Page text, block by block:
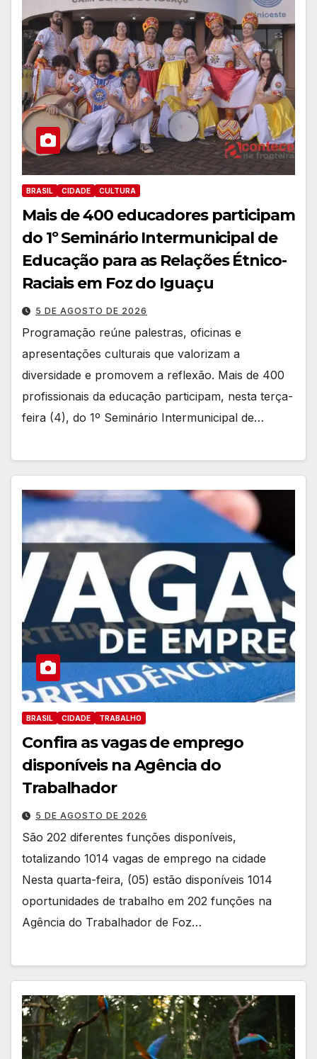
BRASIL CIDADE CULTURA
Mais de 400 educadores participam
do 1º Seminário Intermunicipal de
Educação para as Relações Étnico-
Raciais em Foz do Iguaçu
5 DE AGOSTO DE 2026
Programação reúne palestras, oficinas e
apresentações culturais que valorizam a
diversidade e promovem a reflexão. Mais de 400
profissionais da educação participam, nesta terça-
feira (4), do 1º Seminário Intermunicipal de…
BRASIL CIDADE TRABALHO
Confira as vagas de emprego
disponíveis na Agência do
Trabalhador
5 DE AGOSTO DE 2026
São 202 diferentes funções disponíveis,
totalizando 1014 vagas de emprego na cidade
Nesta quarta-feira, (05) estão disponíveis 1014
oportunidades de trabalho em 202 funções na
Agência do Trabalhador de Foz…